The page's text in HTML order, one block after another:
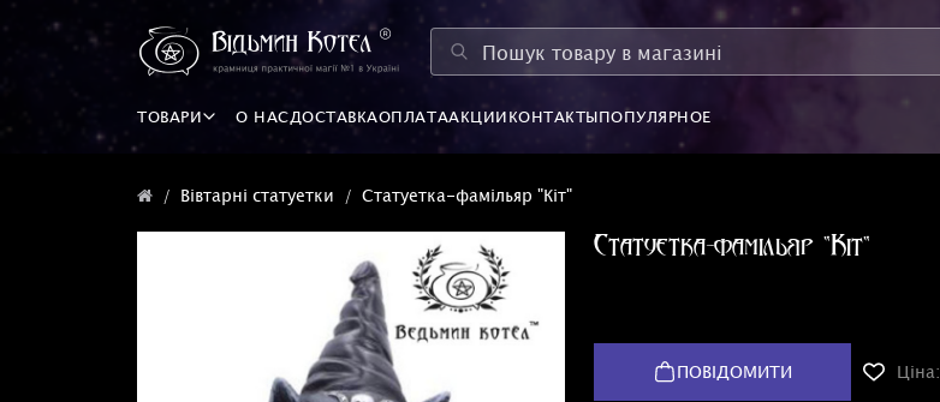
ТОВАРИ О НАСДОСТАВКАОПЛАТААКЦИИКОНТАКТЫПОПУЛЯРНОЕ
Вівтарні статуетки Статуетка-фамільяр "Кіт"
Статуетка-фамільяр "Кіт"
ПОВІДОМИТИ Ціна: